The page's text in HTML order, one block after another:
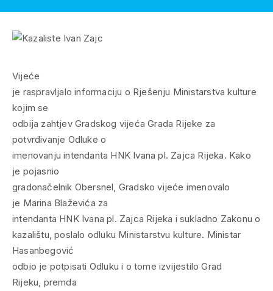
Vijeće
je raspravljalo informaciju o Rješenju Ministarstva kulture
kojim se
odbija zahtjev Gradskog vijeća Grada Rijeke za
potvrđivanje Odluke o
imenovanju intendanta HNK Ivana pl. Zajca Rijeka. Kako
je pojasnio
gradonačelnik Obersnel, Gradsko vijeće imenovalo
je Marina Blaževića za
intendanta HNK Ivana pl. Zajca Rijeka i sukladno Zakonu o
kazalištu, poslalo odluku Ministarstvu kulture. Ministar
Hasanbegović
odbio je potpisati Odluku i o tome izvijestilo Grad
Rijeku, premda